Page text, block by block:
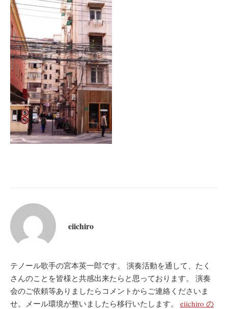
eiichiro
テノール歌手の宮本英一郎です。 演奏活動を通して、たく
さんのことを皆様と共感出来たらと思っております。 演奏
会のご依頼等ありましたらコメントからご連絡くださいま
せ。メール環境が整いましたら移行いたします。 eiichiro の